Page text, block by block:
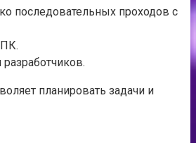
последовательных проходов с
планировать задачи и